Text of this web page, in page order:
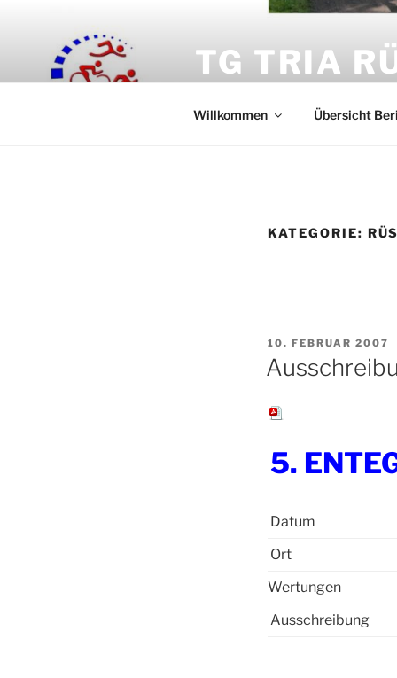
springen
TG TRIA
Willkommen Übersicht
KATEGORIE:
VERÖFFENTLICHT
AM
10. FEBRUAR 2007
5.
Datum
Ort
Wertungen
Ausschreibung